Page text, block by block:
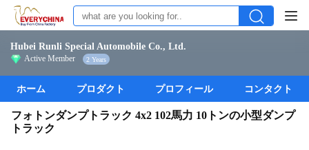
Hubei Runli Special Automobile Co., Ltd.
Active Member 2 Years
ホーム プロダクト プロフィール コンタクト
フォトンダンプトラック 4x2 102馬力 10トンの小型ダンプ
トラック